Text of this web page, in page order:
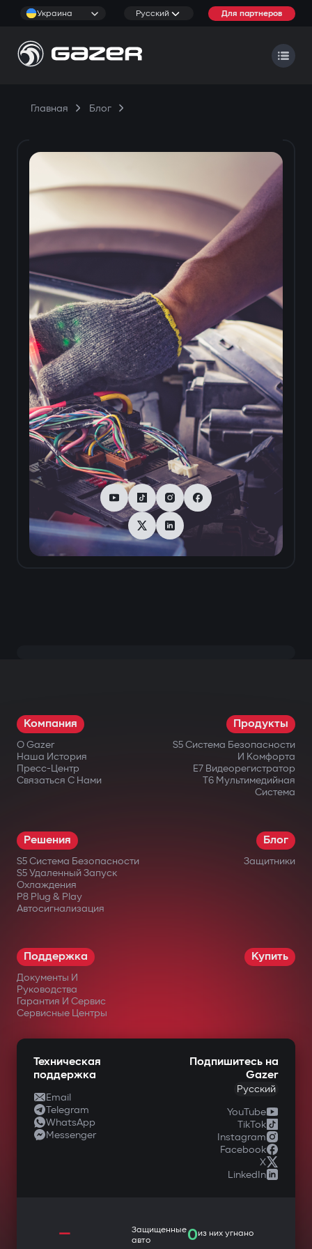
Украина Русский Для партнеров
Главная Блог
Компания
О Gazer
Наша История
Пресс-Центр
Связаться С Нами
Продукты
S5 Система Безопасности
И Комфорта
E7 Видеорегистратор
T6 Мультимедийная
Система
Решения
S5 Система Безопасности
S5 Удаленный Запуск
Охлаждения
P8 Plug & Play
Автосигнализация
Блог
Защитники
Поддержка
Документы И
Руководства
Гарантия И Сервис
Сервисные Центры
Купить
Техническая
поддержка
Email
Telegram
WhatsApp
Messenger
Подпишитесь на
Gazer
Русский
YouTube
TikTok
Instagram
Facebook
X
LinkedIn
—
Защищенные
авто
0из них угнано